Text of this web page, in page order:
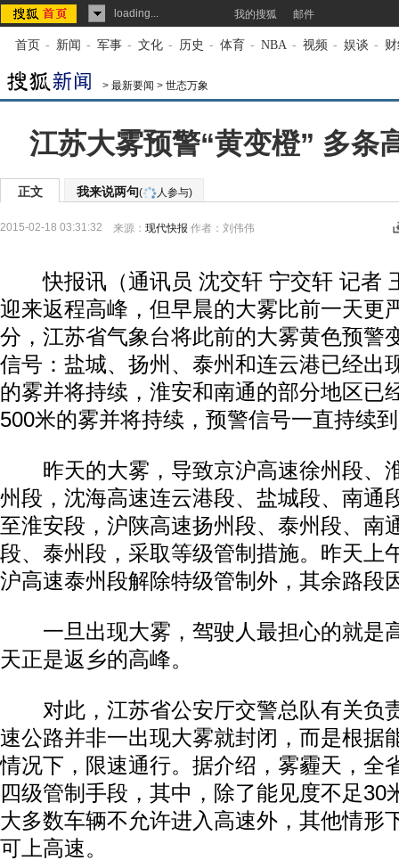
loading... 我的搜狐 邮件
首页 - 新闻 - 军事 - 文化 - 历史 - 体育 - NBA - 视频 - 娱谈 -
> 最新要闻 > 世态万象
江苏大雾预警“黄变橙” 多条
正文 我来说两句( 人参与)
2015-02-18 03:31:32 来源： 现代快报 作者：刘伟伟
快报讯（通讯员 沈交轩 宁交轩 记者
迎来返程高峰，但早晨的大雾比前一天更
分，江苏省气象台将此前的大雾黄色预警
信号：盐城、扬州、泰州和连云港已经出
的雾并将持续，淮安和南通的部分地区已
500米的雾并将持续，预警信号一直持续
昨天的大雾，导致京沪高速徐州段、
州段，沈海高速连云港段、盐城段、南通
至淮安段，沪陕高速扬州段、泰州段、南
段、泰州段，采取等级管制措施。昨天上
沪高速泰州段解除特级管制外，其余路段
一旦出现大雾，驾驶人最担心的就是
天正是返乡的高峰。
对此，江苏省公安厅交警总队有关负
速公路并非一出现大雾就封闭，而是根据
情况下，限速通行。据介绍，雾霾天，全
四级管制手段，其中，除了能见度不足30
大多数车辆不允许进入高速外，其他情形
可上高速。